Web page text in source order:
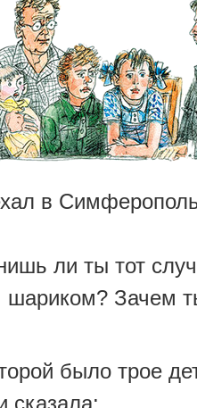
в
ли ты тот
Зачем
было трое
сказала: